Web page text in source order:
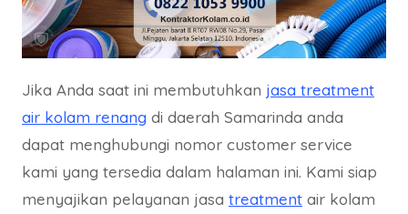
Jika Anda saat ini membutuhkan jasa treatment
air kolam renang di daerah Samarinda anda
dapat menghubungi nomor customer service
kami yang tersedia dalam halaman ini. Kami siap
menyajikan pelayanan jasa treatment air kolam